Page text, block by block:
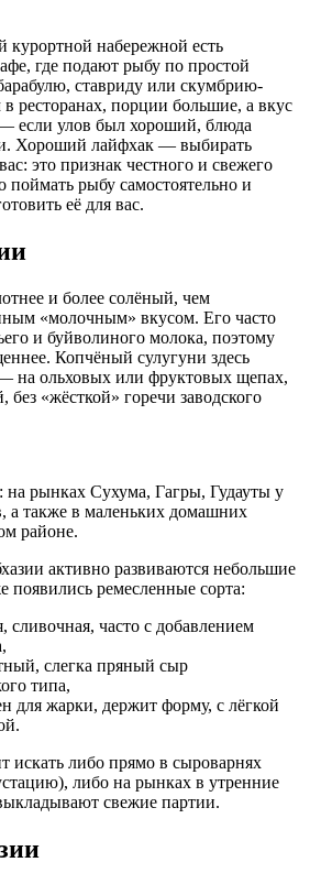
курортной набережной есть
где подают рыбу по простой
ставриду или скумбрию-
ресторанах, порции большие, а вкус
если улов был хороший, блюда
Хороший лайфхак — выбирать
это признак честного и свежего
рыбу самостоятельно и
её для вас.
и более солёный, чем
«молочным» вкусом. Его часто
и буйволиного молока, поэтому
Копчёный сулугуни здесь
на ольховых или фруктовых щепах,
без «жёсткой» горечи заводского
на рынках Сухума, Гагры, Гудауты у
а также в маленьких домашних
районе.
активно развиваются небольшие
появились ремесленные сорта:
сливочная, часто с добавлением
слегка пряный сыр
типа,
для жарки, держит форму, с лёгкой
искать либо прямо в сыроварнях
либо на рынках в утренние
свежие партии.